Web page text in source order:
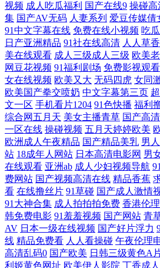
播放 蜜芽久久国产精产视频 91在线视频免费
在线小视频 色悠悠成人无码视频 91prom在线
色淫网 男人看片网站AV 香蕉精品操逼网 91
产和欧洲毛片 久久精品99久久 91精东黄色
堂成人A片 亚洲色图欧美一区TV 91中文熟女
大神酒店开房探花 91视频污污无限看 大香蕉
一级大片在线观看 91国产首业 超碰在线操
1024视频国产 91色福利视频导航 岛国三级
亚洲图色在线 影音先锋亚洲av色片 福利日在
视频 成人吃瓜福利 国产在线9 操碰高
集 国产AV无码 人妻系列 爱豆传媒倩
91中文字幕在线 免费在线小视频 吃
日产亚洲精品 91社在线高清 人人草
美在线观看 成人三级成人三级 欧美
网豆花视频 91福利剧场 免费影视观看
女在线视频 欧美又大 无码四虎 女同
欧美国产拳交喷奶 中文字幕第三页
文一区 手机看片1204 91色快播 福利
综合网五月天 美女主播青草 国产高
一区在线 操碰视频 五月天婷婷欧美
欧洲成人午夜精品 国产精品美乳 男
站 18成年人网站 日本高清电影网 男
在线观看 亚洲ab 成人少妇视频导航
费网站 国产视频高清在线 精品香蕉
看 在线撸丝片 91草碰 国产成人激情
91大神合集 成人拍拍拍免费 香港伦
韩免费电影 91羞羞视频 国产网站 青
AV 日本一级在线视频 国产好片浮力
线 精品免费看 人人看操碰 午夜伦理
高清乱码0 国产欧美 日韩三级黄色A
利姬黄色网址 欧美伊人影院 丁香成